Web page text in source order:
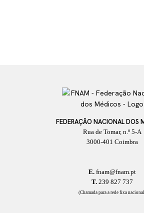
FEDERAÇÃO NACIONAL DOS
Rua de Tomar, n.º 5-A
3000-401 Coimbra
E. fnam@fnam.pt
T. 239 827 737
(Chamada para a rede fixa